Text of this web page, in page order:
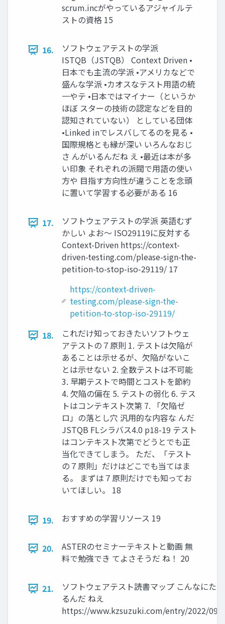
scrum.incがやっているアジャイルテ
ストの資格 15
16.
ソフトウェアテストの学派
ISTQB（JSTQB） Context Driven •
日本でも主流の学派 •アメリカなどで
盛んな学派 •カオスなテスト用語の統
一やテ •日本ではマイナー（というか
ほぼ スターの技術の認定などを目的
認知されていない） としている団体
•Linked inでレスバしてるのを見る •
国際規格とも縁が深い いろんなおじ
さ んがいるんだね え •最近は本が多
い印象 それぞれの派閥で用語の使い
方や 目指す方向性が違うことを念頭
に置いて学習する必要がある 16
17.
ソフトウェアテストの学派 英語むず
かしい よお〜 ISO29119に反対する
Context-Driven https://context-
driven-testing.com/please-sign-the-
petition-to-stop-iso-29119/ 17
https://context-driven-
testing.com/please-sign-the-
petition-to-stop-iso-29119/
18.
これだけ知っておきたいソフトウェ
アテストの７原則 1. テストは欠陥が
あることは示せるが、欠陥がないこ
とは示せない 2. 全数テストは不可能
3. 早期テストで時間とコストを節約
4. 欠陥の偏在 5. テストの弱化 6. テス
トはコンテキスト次第 7. 「欠陥ゼ
ロ」の落とし穴 汎用的な内容な んだ
JSTQB FLシラバス4.0 p18-19 テスト
はコンテキスト次第でどうとでも正
当化できてしまう。 ただ、「テスト
の７原則」だけはどこでも当てはま
る。 まずは７原則だけでも知ってお
いてほしい。 18
19. おすすめの学習リソース 19
20.
ASTERのセミナーテキストと動画 無
料で勉強でき てよさそうだ ね！ 20
21.
ソフトウェアテスト読書マップ こんなにた
るんだ ねえ
https://www.kzsuzuki.com/entry/2022/09/